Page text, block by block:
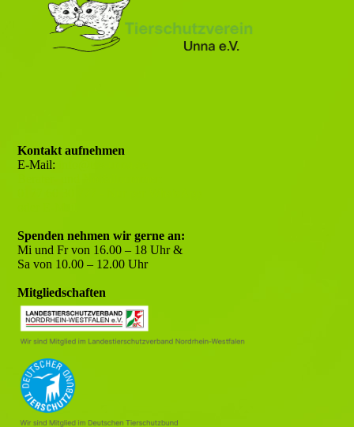
Kontakt aufnehmen
E-Mail:
Spenden nehmen wir gerne an:
Mi und Fr von 16.00 – 18 Uhr &
Sa von 10.00 – 12.00 Uhr
Mitgliedschaften